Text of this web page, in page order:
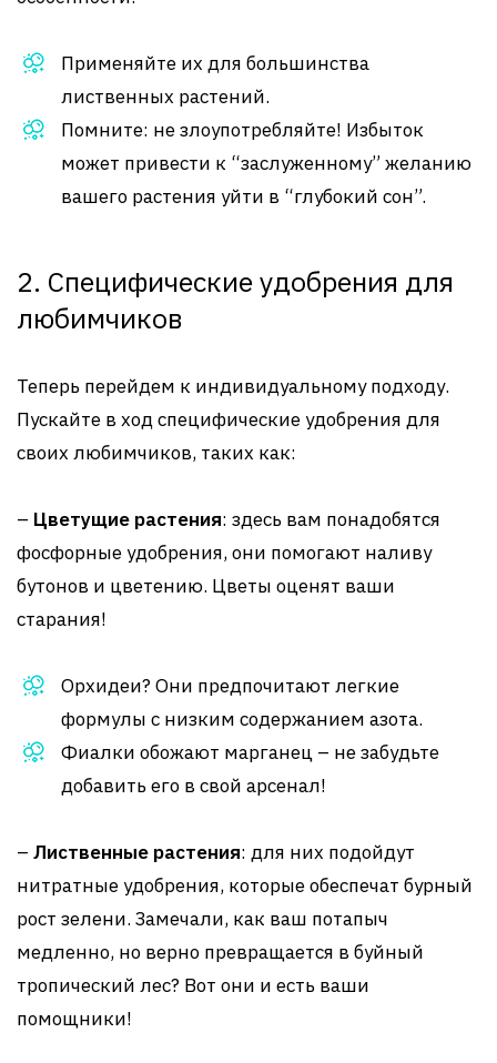
Применяйте их для большинства
лиственных растений.
Помните: не злоупотребляйте! Избыток
может привести к “заслуженному” желанию
вашего растения уйти в “глубокий сон”.
2. Специфические удобрения для
любимчиков
Теперь перейдем к индивидуальному подходу.
Пускайте в ход специфические удобрения для
своих любимчиков, таких как:
– Цветущие растения: здесь вам понадобятся
фосфорные удобрения, они помогают наливу
бутонов и цветению. Цветы оценят ваши
старания!
Орхидеи? Они предпочитают легкие
формулы с низким содержанием азота.
Фиалки обожают марганец – не забудьте
добавить его в свой арсенал!
– Лиственные растения: для них подойдут
нитратные удобрения, которые обеспечат бурный
рост зелени. Замечали, как ваш потапыч
медленно, но верно превращается в буйный
тропический лес? Вот они и есть ваши
помощники!